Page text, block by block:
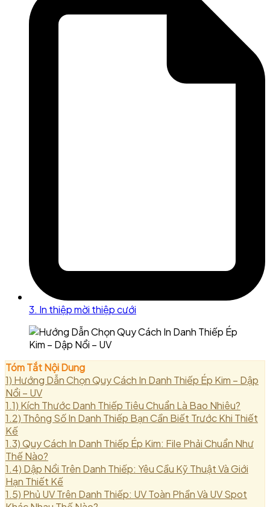
3. In thiệp mời thiệp cưới
Tóm Tắt Nội Dung
1) Hướng Dẫn Chọn Quy Cách In Danh Thiếp Ép Kim – Dập
Nổi – UV
1.1) Kích Thước Danh Thiếp Tiêu Chuẩn Là Bao Nhiêu?
1.2) Thông Số In Danh Thiếp Bạn Cần Biết Trước Khi Thiết
Kế
1.3)Quy Cách In Danh Thiếp Ép Kim: File Phải Chuẩn Như
Thế Nào?
1.4) Dập Nổi Trên Danh Thiếp: Yêu Cầu Kỹ Thuật Và Giới
Hạn Thiết Kế
1.5) Phủ UV Trên Danh Thiếp: UV Toàn Phần Và UV Spot